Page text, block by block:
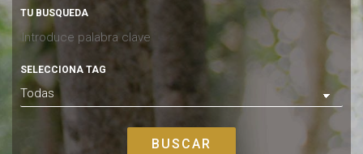
TU BUSQUEDA
SELECCIONA TAG